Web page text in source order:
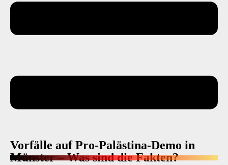
Vorfälle auf Pro-Palästina-Demo in
Münster – Was sind die Fakten?